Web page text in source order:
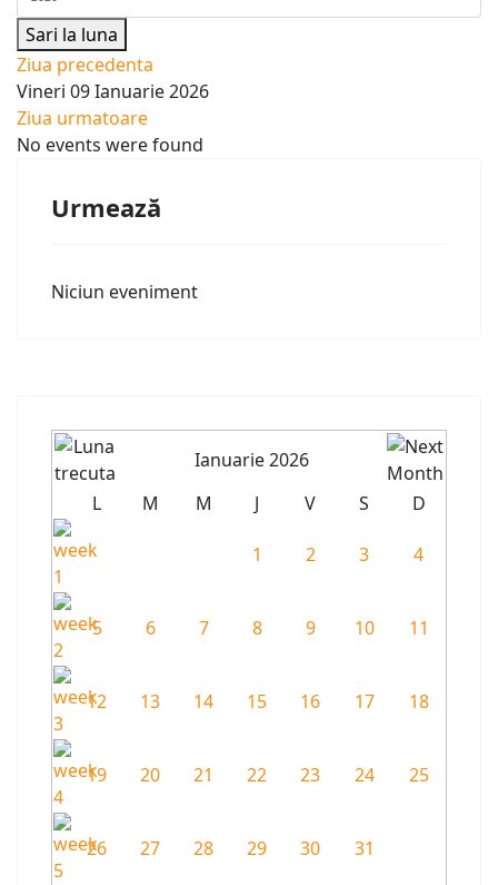
Sari la luna
Ziua precedenta
Vineri 09 Ianuarie 2026
Ziua urmatoare
No events were found
Urmează
Niciun eveniment
Ianuarie 2026
L
M M J V S D
1 2 3 4
5 6 7 8 9 10 11
12 13 14 15 16 17 18
19 20 21 22 23 24 25
26 27 28 29 30 31